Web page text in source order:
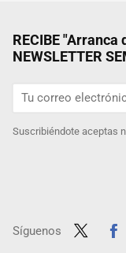
RECIBE "Arranca
NEWSLETTER
Suscribiéndote aceptas
Síguenos